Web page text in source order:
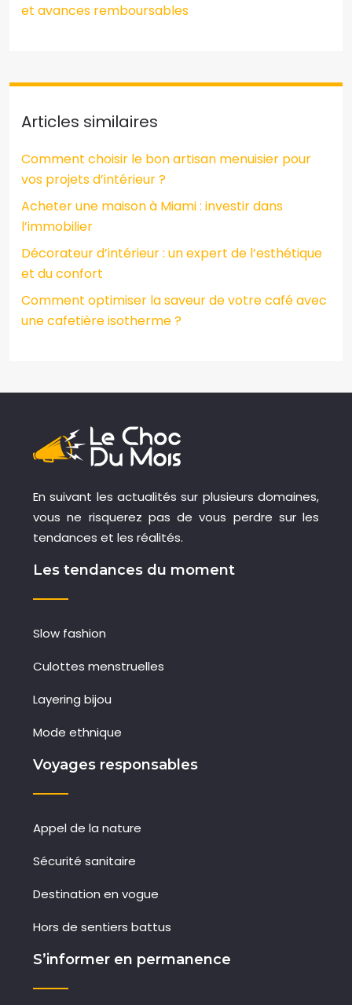
et avances remboursables
Articles similaires
Comment choisir le bon artisan menuisier pour
vos projets d’intérieur ?
Acheter une maison à Miami : investir dans
l’immobilier
Décorateur d’intérieur : un expert de l’esthétique
et du confort
Comment optimiser la saveur de votre café avec
une cafetière isotherme ?
En suivant les actualités sur plusieurs domaines,
vous ne risquerez pas de vous perdre sur les
tendances et les réalités.
Les tendances du moment
Slow fashion
Culottes menstruelles
Layering bijou
Mode ethnique
Voyages responsables
Appel de la nature
Sécurité sanitaire
Destination en vogue
Hors de sentiers battus
S’informer en permanence